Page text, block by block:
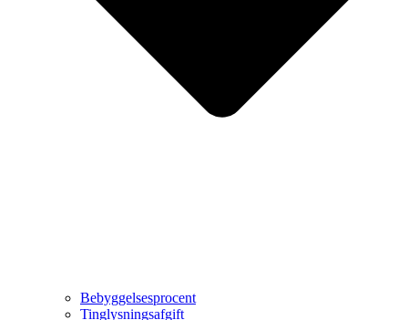
Bebyggelsesprocent
Tinglysningsafgift